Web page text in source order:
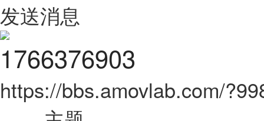
发送消息
1766376903
https://bbs.amovlab.com/